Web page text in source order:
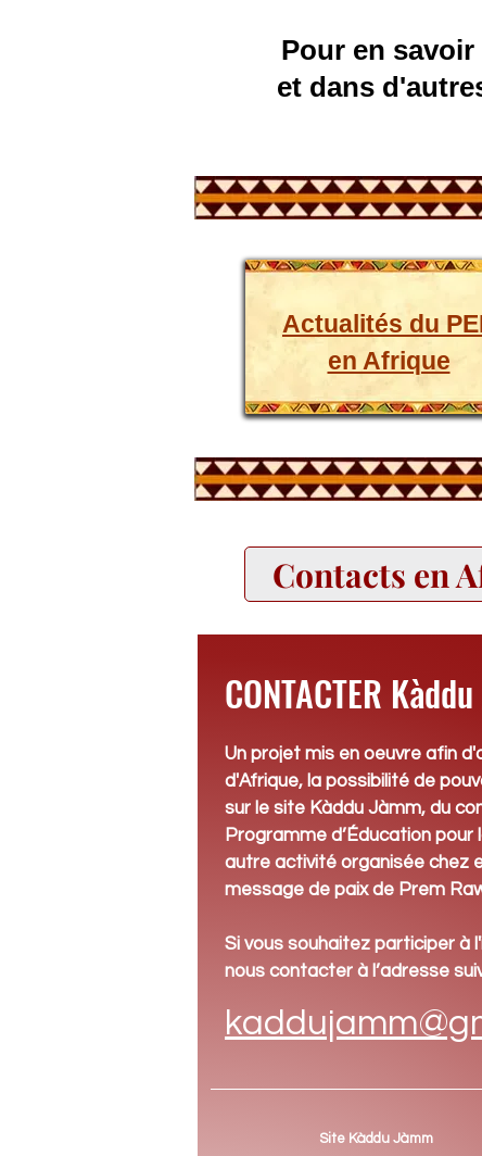
Pour en
et dans
Actualités du
en Afrique
Contacts en
CONTACTER
Un projet mis en oeuvre afin
d'Afrique, la possibilité de
sur le site Kàddu Jàmm, du
Programme d’Éducation pour
autre activité organisée chez
message de paix de Prem
Si vous souhaitez participer à
nous contacter à l’adresse
Site Kàddu Jàmm